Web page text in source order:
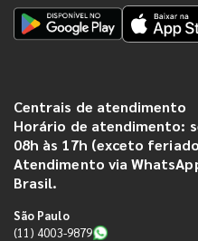
Centrais de atendimento
Horário de atendimento:
08h às 17h (exceto
Atendimento via
Brasil.
São Paulo
(11) 4003-9879